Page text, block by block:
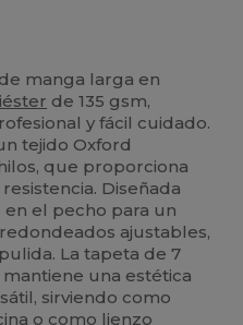
manga larga en
de 135 gsm,
y fácil cuidado.
tejido Oxford
que proporciona
Diseñada
en el pecho para un
redondeados ajustables,
La tapeta de 7
una estética
sirviendo como
o como lienzo